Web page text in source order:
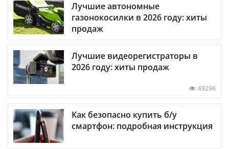
Лучшие автономные
газонокосилки в 2026 году: хиты
продаж
Лучшие видеорегистраторы в
2026 году: хиты продаж
49296
Как безопасно купить б/у
смартфон: подробная инструкция